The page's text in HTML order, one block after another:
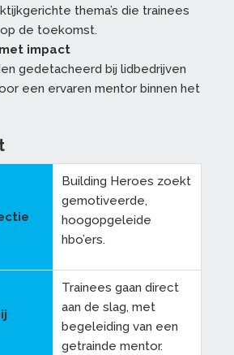
thema’s die trainees
de toekomst.
impact
gedetacheerd bij lidbedrijven
een ervaren mentor binnen het
Building Heroes zoekt
gemotiveerde,
hoogopgeleide
hbo’ers.
Trainees gaan direct
aan de slag, met
begeleiding van een
getrainde mentor.